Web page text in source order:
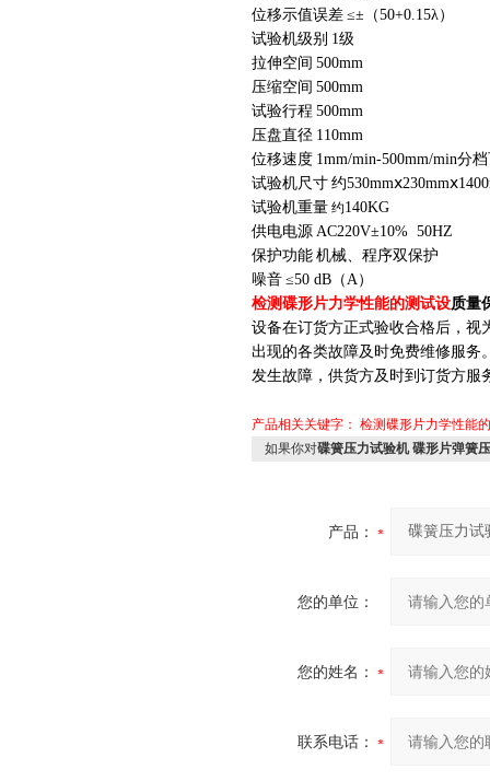
位移示值误差 ≤±（50+0.15λ）
试验机级别 1级
拉伸空间 500mm
压缩空间 500mm
试验行程 500mm
压盘直径 110mm
位移速度 1mm/min-500mm/min分
试验机尺寸 约530mmⅹ230
试验机重量 约140KG
供电电源 AC220V±10% 50HZ
保护功能 机械、程序双保护
噪音 ≤50 dB（A）
检测碟形片力学性能的测试设质量
设备在订货方正式验收合格后，视
出现的各类故障及时免费维修服务
发生故障，供货方及时到订货方服
产品相关关键字： 检测碟形片力学性能
如果你对碟簧压力试验机 碟形片弹簧
产品：
您的单位：
您的姓名：
联系电话：